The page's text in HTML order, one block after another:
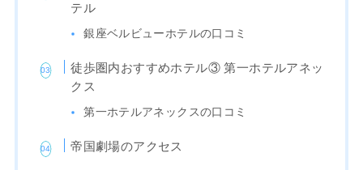
テル
銀座ベルビューホテルの口コミ
徒歩圏内おすすめホテル③ 第一ホテルアネッ
クス
第一ホテルアネックスの口コミ
帝国劇場のアクセス